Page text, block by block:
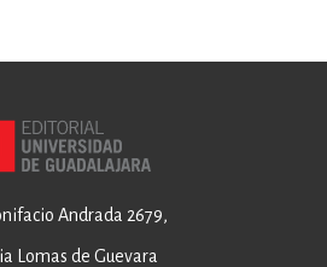
Andrada 2679,
Lomas de Guevara